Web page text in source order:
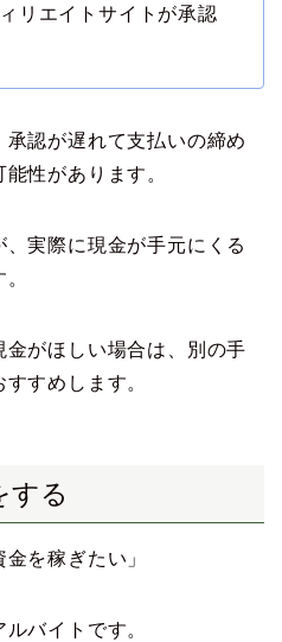
リエイトサイトが承認
認が遅れて支払いの締め
性があります。
実際に現金が手元にくる
がほしい場合は、別の手
すめします。
する
を稼ぎたい」
バイトです。